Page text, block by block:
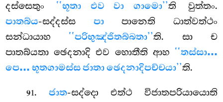
දස්සෙතුං ‘‘භූතා එව වා ගාමො’’ති වුත්තං.
පාතබ්ය-සද්දස්ස පාපානෙති ධාත්වත්ථං
සන්ධායාහ ‘‘පරිභුඤ්ජිතබ්බතා’’ති. සා ච
පාතබ්යතා ඡෙදනාදි එව හොතීති ආහ ‘‘තස්සා…
පෙ… භූතගාමස්ස ජාතා ඡෙදනාදිපච්චයා’’ති.
91. ජාත-සද්දො එත්ථ විජාතපරියායොති